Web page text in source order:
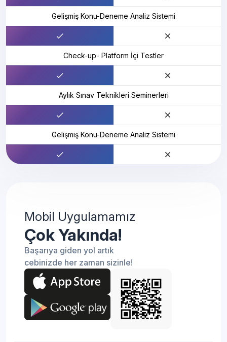
Gelişmiş Konu-Deneme Analiz Sistemi
Check-up- Platform İçi Testler
Aylık Sınav Teknikleri Seminerleri
Gelişmiş Konu-Deneme Analiz Sistemi
Mobil Uygulamamız
Çok Yakında!
Başarıya giden yol artık
cebinizde her zaman sizinle!